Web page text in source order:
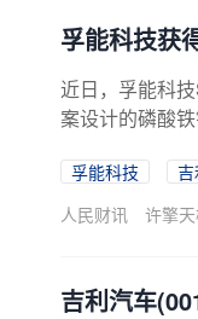
孚能科技获
近日，孚能科
案设计的磷酸
孚能科技
人民财讯
许擎
吉利汽车